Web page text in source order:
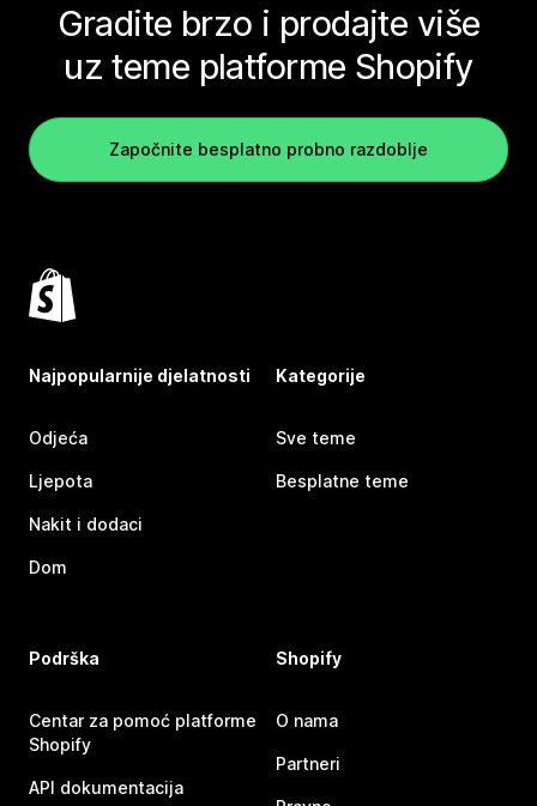
Gradite brzo i prodajte više
uz teme platforme Shopify
Započnite besplatno probno razdoblje
Najpopularnije djelatnosti
Odjeća
Ljepota
Nakit i dodaci
Dom
Kategorije
Sve teme
Besplatne teme
Podrška
Centar za pomoć platforme
Shopify
API dokumentacija
Shopify
O nama
Partneri